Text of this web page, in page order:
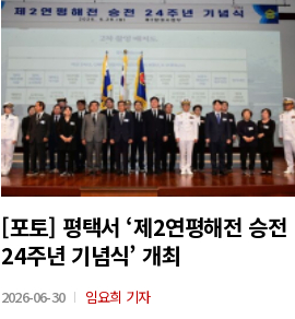
[포토] 평택서 ‘제2연평해전 승전
24주년 기념식’ 개최
2026-06-30 임요희 기자